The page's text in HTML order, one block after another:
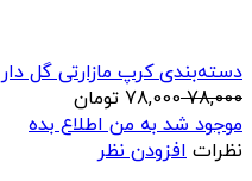
دسته‌بندی کرپ مازارتی گل دار
78,000
78,000 تومان
موجود شد به من اطلاع بده
نظرات افزودن نظر